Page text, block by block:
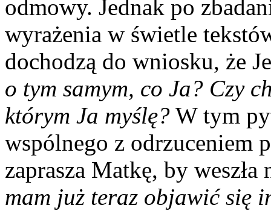
odmowy. Jednak po
wyrażenia w świetle
dochodzą do wniosku, że
o tym samym, co Ja? Czy
którym Ja myślę? W tym
wspólnego z odrzuceniem
zaprasza Matkę, by
mam już teraz objawić się